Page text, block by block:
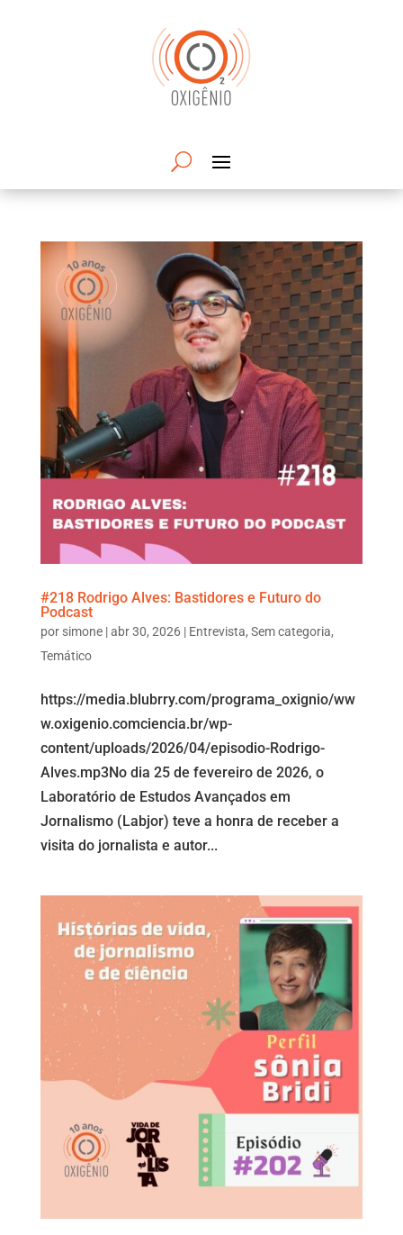
#218 Rodrigo Alves: Bastidores e Futuro do
Podcast
por simone|abr 30, 2026| Entrevista, Sem categoria,
Temático
https://media.blubrry.com/programa_oxignio/ww
w.oxigenio.comciencia.br/wp-
content/uploads/2026/04/episodio-Rodrigo-
Alves.mp3No dia 25 de fevereiro de 2026, o
Laboratório de Estudos Avançados em
Jornalismo (Labjor) teve a honra de receber a
visita do jornalista e autor...